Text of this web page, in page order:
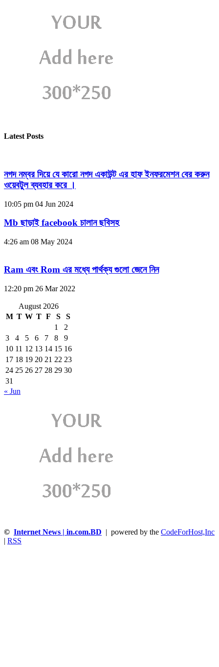
Latest Posts
নগদ নম্বর দিয়ে যে কারো নগদ একাউন্ট এর হাফ ইনফরমেশন বের করুন
ওয়েবটুল ব্যবহার করে ।
10:05 pm 04 Jun 2024
Mb ছাড়াই facebook চালান ছবিসহ
4:26 am 08 May 2024
Ram এবং Rom এর মধ্যে পার্থক্য গুলো জেনে নিন
12:20 pm 26 Mar 2022
August 2026
M T W T F S
S
1
2
3
4 5 6 7 8
9
10 11 12 13 14 15 16
17 18 19 20 21 22 23
24 25 26 27 28 29 30
31
« Jun
© Internet News | in.com.BD | powered by the CodeForHost,Inc
| RSS